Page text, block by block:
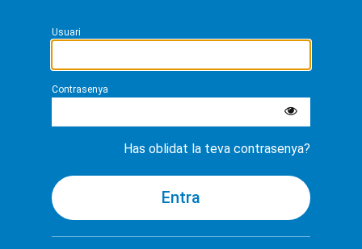
Usuari
Contrasenya
Has oblidat la teva contrasenya?